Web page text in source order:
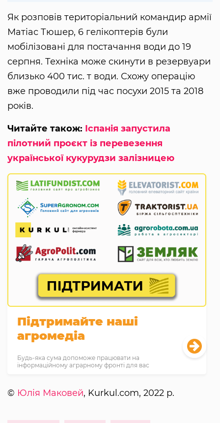
Як розповів територіальний командир армії
Матіас Тюшер, 6 гелікоптерів були
мобілізовані для постачання води до 19
серпня. Техніка може скинути в резервуари
близько 400 тис. т води. Схожу операцію
вже проводили під час посухи 2015 та 2018
років.
Читайте також: Іспанія запустила
пілотний проєкт із перевезення
української кукурудзи залізницею
Підтримайте наші
агромедіа
Будь-яка сума допоможе працювати на
інформаційному аграрному фронті для вас
© Юлія Маковей, Kurkul.com, 2022 р.